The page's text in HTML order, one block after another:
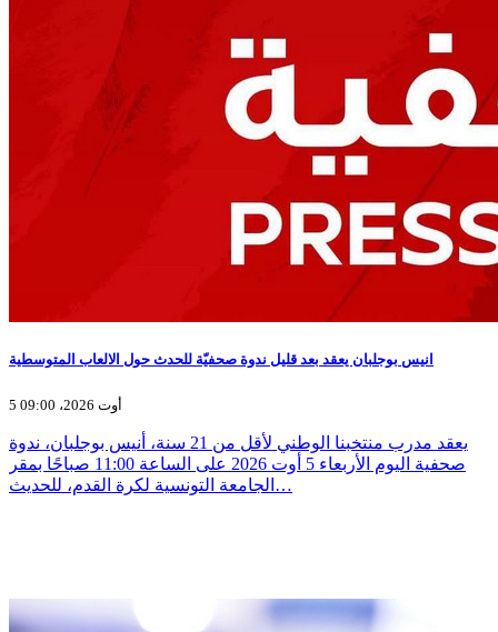
انيس بوجلبان يعقد بعد قليل ندوة صحفيّة للحدث حول الالعاب المتوسطية
5 أوت 2026، 09:00
يعقد مدرب منتخبنا الوطني لأقل من 21 سنة، أنيس بوجلبان، ندوة
صحفية اليوم الأربعاء 5 أوت 2026 على الساعة 11:00 صباحًا بمقر
الجامعة التونسية لكرة القدم، للحديث…